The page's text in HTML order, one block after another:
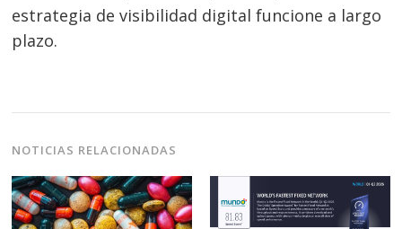
estrategia de visibilidad digital funcione a largo
plazo.
NOTICIAS RELACIONADAS